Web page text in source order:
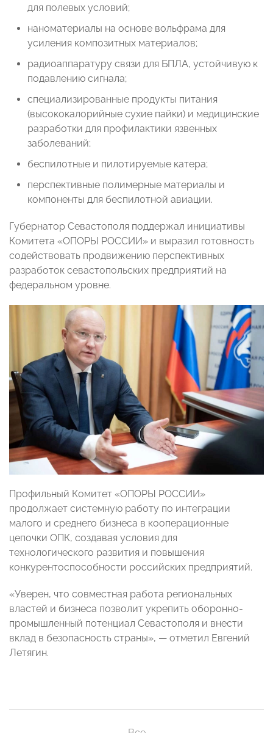
для полевых условий;
наноматериалы на основе вольфрама для
усиления композитных материалов;
радиоаппаратуру связи для БПЛА, устойчивую к
подавлению сигнала;
специализированные продукты питания
(высококалорийные сухие пайки) и медицинские
разработки для профилактики язвенных
заболеваний;
беспилотные и пилотируемые катера;
перспективные полимерные материалы и
компоненты для беспилотной авиации.
Губернатор Севастополя поддержал инициативы
Комитета «ОПОРЫ РОССИИ» и выразил готовность
содействовать продвижению перспективных
разработок севастопольских предприятий на
федеральном уровне.
Профильный Комитет «ОПОРЫ РОССИИ»
продолжает системную работу по интеграции
малого и среднего бизнеса в кооперационные
цепочки ОПК, создавая условия для
технологического развития и повышения
конкурентоспособности российских предприятий.
«Уверен, что совместная работа региональных
властей и бизнеса позволит укрепить оборонно-
промышленный потенциал Севастополя и внести
вклад в безопасность страны», — отметил Евгений
Летягин.